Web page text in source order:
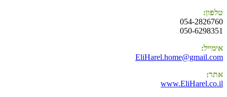
טלפון:
054-2826760
050-6298351
אימייל:
EliHarel.home@gmail.com
אתר:
www.EliHarel.co.il